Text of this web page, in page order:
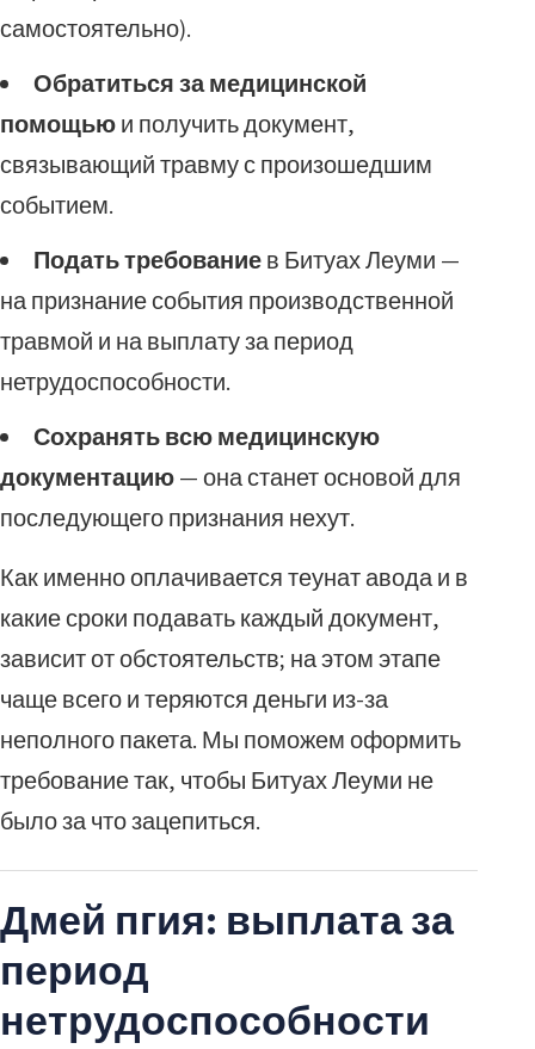
самостоятельно).
Обратиться за медицинской
помощьюи получить документ,
связывающий травму с произошедшим
событием.
Подать требованиев Битуах Леуми —
на признание события производственной
травмой и на выплату за период
нетрудоспособности.
Сохранять всю медицинскую
документацию— она станет основой для
последующего признания нехут.
Как именно оплачивается теунат авода и в
какие сроки подавать каждый документ,
зависит от обстоятельств; на этом этапе
чаще всего и теряются деньги из-за
неполного пакета. Мы поможем оформить
требование так, чтобы Битуах Леуми не
было за что зацепиться.
Дмей пгия: выплата за
период
нетрудоспособности